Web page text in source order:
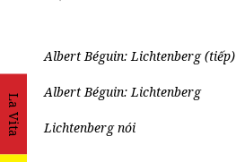
La Vita
Albert Béguin: Lichtenberg (tiếp)
Albert Béguin: Lichtenberg
Lichtenberg nói